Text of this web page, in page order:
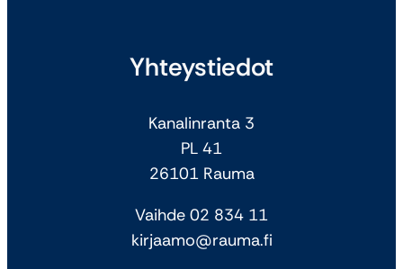
Yhteystiedot
Kanalinranta 3
PL 41
26101 Rauma
Vaihde 02 834 11
kirjaamo@rauma.fi